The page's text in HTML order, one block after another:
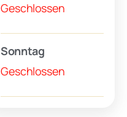
Geschlossen
Sonntag
Geschlossen